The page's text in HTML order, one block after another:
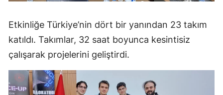
Etkinliğe Türkiye’nin dört bir yanından 23 takım
katıldı. Takımlar, 32 saat boyunca kesintisiz
çalışarak projelerini geliştirdi.